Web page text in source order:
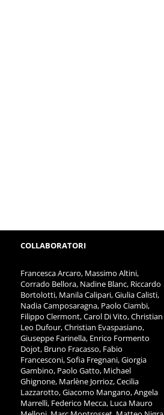
COLLABORATORI
Francesca Arcaro, Massimo Altini,
Corrado Bellora, Nadine Blanc, Riccardo
Bortolotti, Manila Calipari, Giulia Calisti,
Nadia Camposaragna, Paolo Ciambi,
Filippo Clermont, Carol Di Vito, Christian
Leo Dufour, Christian Evaspasiano,
Giuseppe Farinella, Enrico Formento
Dojot, Bruno Fracasso, Fabio
Francesconi, Sofia Fregnani, Giorgia
Gambino, Paolo Gatto, Michael
Ghignone, Marlène Jorrioz, Cecilia
Lazzarotto, Giacomo Mangano, Angela
Marrelli, Federico Mecca, Luca Mauro